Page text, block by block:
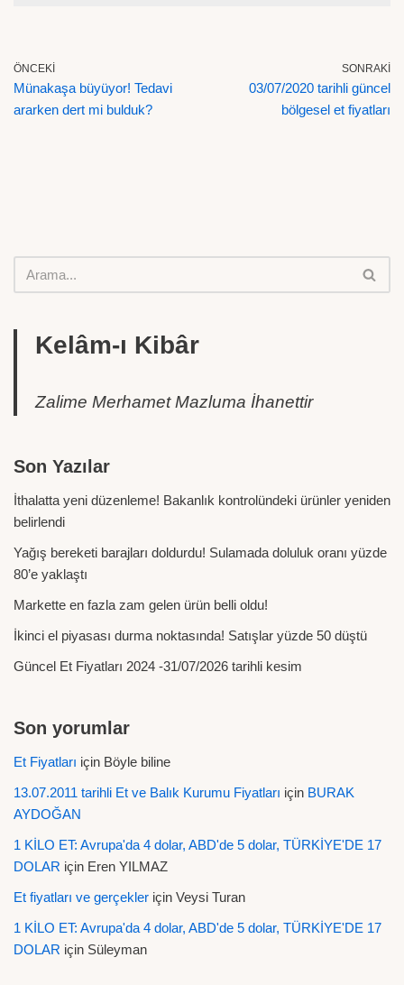
ÖNCEKI
Münakaşa büyüyor! Tedavi
ararken dert mi bulduk?
SONRAKI
03/07/2020 tarihli güncel
bölgesel et fiyatları
Kelâm-ı Kibâr
Zalime Merhamet Mazluma İhanettir
Son Yazılar
İthalatta yeni düzenleme! Bakanlık kontrolündeki ürünler yeniden
belirlendi
Yağış bereketi barajları doldurdu! Sulamada doluluk oranı yüzde
80’e yaklaştı
Markette en fazla zam gelen ürün belli oldu!
İkinci el piyasası durma noktasında! Satışlar yüzde 50 düştü
Güncel Et Fiyatları 2024 -31/07/2026 tarihli kesim
Son yorumlar
Et Fiyatları için Böyle biline
13.07.2011 tarihli Et ve Balık Kurumu Fiyatları için BURAK
AYDOĞAN
1 KİLO ET: Avrupa'da 4 dolar, ABD'de 5 dolar, TÜRKİYE'DE 17
DOLAR için Eren YILMAZ
Et fiyatları ve gerçekler için Veysi Turan
1 KİLO ET: Avrupa'da 4 dolar, ABD'de 5 dolar, TÜRKİYE'DE 17
DOLAR için Süleyman